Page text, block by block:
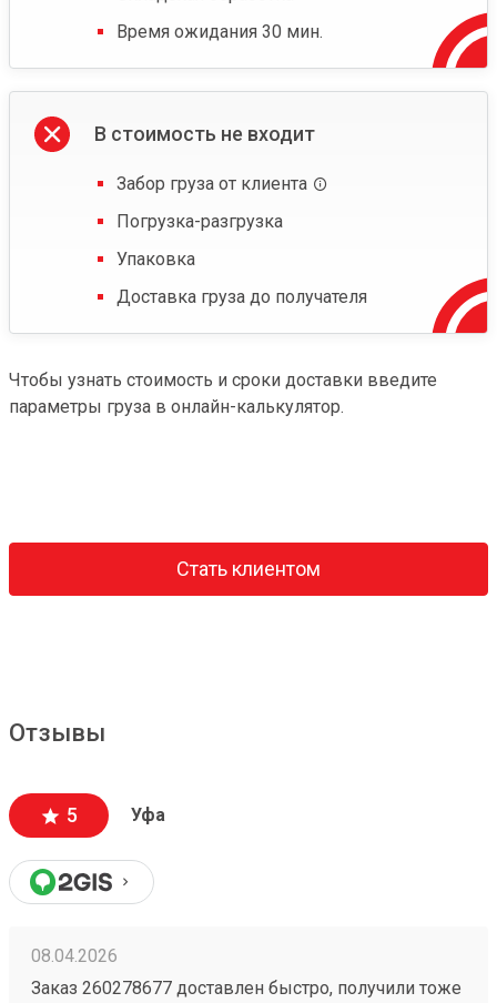
Время ожидания 30 мин.
В стоимость не входит
Забор груза от клиента
Погрузка-разгрузка
Упаковка
Доставка груза до получателя
Чтобы узнать стоимость и сроки доставки введите
параметры груза в онлайн-калькулятор.
Стать клиентом
Отзывы
5 Уфа
08.04.2026
Заказ 260278677 доставлен быстро, получили тоже